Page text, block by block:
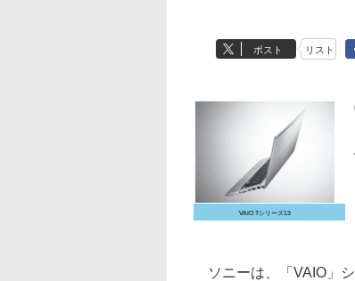
ポスト リスト
VAIO Tシリーズ13
ソニーは、「VAIO」